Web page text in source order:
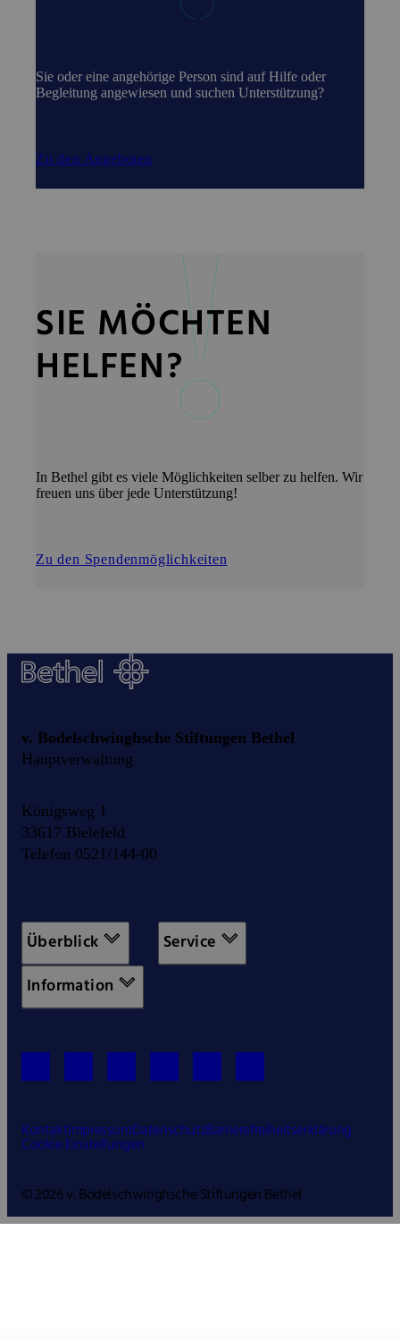
Sie oder eine angehörige Person sind auf Hilfe oder
Begleitung angewiesen und suchen Unterstützung?
Zu den Angeboten
SIE MÖCHTEN
HELFEN?
In Bethel gibt es viele Möglichkeiten selber zu helfen. Wir
freuen uns über jede Unterstützung!
Zu den Spendenmöglichkeiten
v. Bodelschwinghsche Stiftungen Bethel
Hauptverwaltung
Königsweg 1
33617 Bielefeld
Telefon 0521/144-00
Überblick
Service
Information
KontaktImpressumDatenschutzBarrierefreiheitserklärung
Cookie Einstellungen
© 2026 v. Bodelschwinghsche Stiftungen Bethel